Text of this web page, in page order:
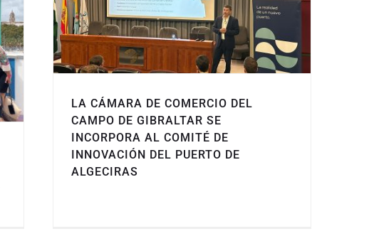
LA CÁMARA DE COMERCIO DEL
CAMPO DE GIBRALTAR SE
INCORPORA AL COMITÉ DE
INNOVACIÓN DEL PUERTO DE
ALGECIRAS